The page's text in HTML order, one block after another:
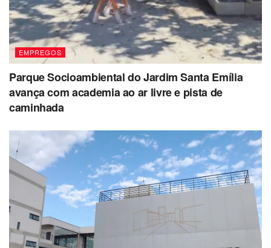
Auxiliar de Linha de Produção – 13 vagas
EMPREGOS
Parque Socioambiental do Jardim Santa Emília
avança com academia ao ar livre e pista de
caminhada